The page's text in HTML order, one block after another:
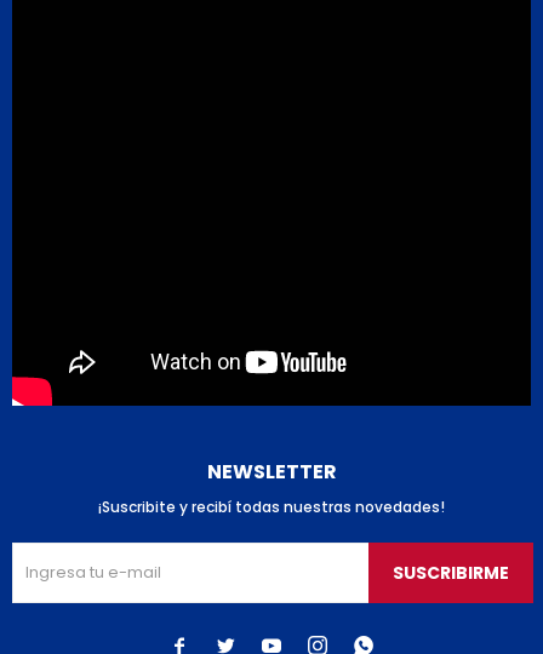
NEWSLETTER
¡Suscribite y recibí todas nuestras novedades!
SUSCRIBIRME
    